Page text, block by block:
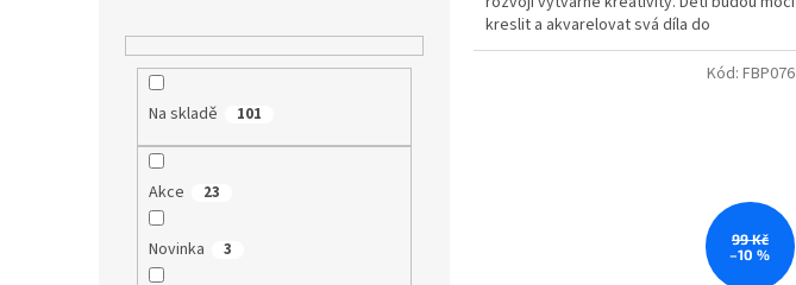
Na skladě 101
Akce 23
Novinka 3
kreslit a akvarelovat svá díla do
přiloženého sešitu....
99 Kč
–10 %
Kód: FBP076